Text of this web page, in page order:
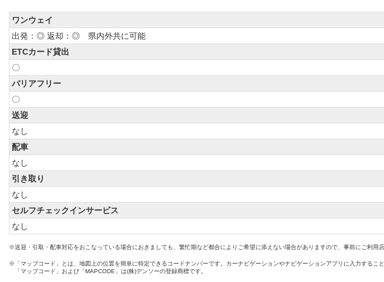
ワンウェイ
出発：◎ 返却：◎ 県内外共に可能
ETCカード貸出
〇
バリアフリー
〇
送迎
なし
配車
なし
引き取り
なし
セルフチェックインサービス
なし
※送迎・引取・配車対応をおこなっている場合におきましても、繁忙期など都合によりご希望に添えない場合がありますので、事前にご利
※「マップコード」とは、地図上の位置を簡単に特定できるコードナンバーです。カーナビゲーションやナビゲーションアプリに入力するこ
「マップコード」および「MAPCODE」は(株)デンソーの登録商標です。